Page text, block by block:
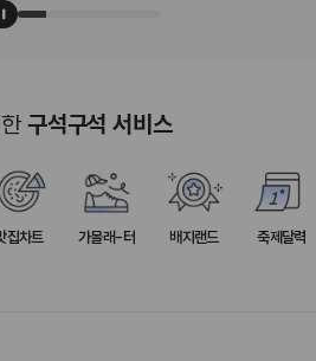
한구석구석 서비스
집차트 가볼래-터 배지랜드 축제달력